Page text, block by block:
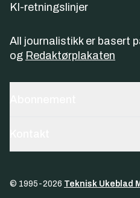
KI-retningslinjer
All journalistikk er basert
og Redaktørplakaten
© 1995-2026 Teknisk Ukeblad